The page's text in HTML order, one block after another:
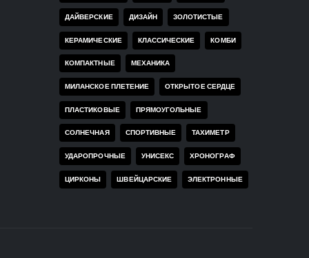
ДАЙВЕРСКИЕ ДИЗАЙН ЗОЛОТИСТЫЕ
КЕРАМИЧЕСКИЕ КЛАССИЧЕСКИЕ КОМБИ
КОМПАКТНЫЕ МЕХАНИКА
МИЛАНСКОЕ ПЛЕТЕНИЕ ОТКРЫТОЕ СЕРДЦЕ
ПЛАСТИКОВЫЕ ПРЯМОУГОЛЬНЫЕ
СОЛНЕЧНАЯ СПОРТИВНЫЕ ТАХИМЕТР
УДАРОПРОЧНЫЕ УНИСЕКС ХРОНОГРАФ
ЦИРКОНЫ ШВЕЙЦАРСКИЕ ЭЛЕКТРОННЫЕ